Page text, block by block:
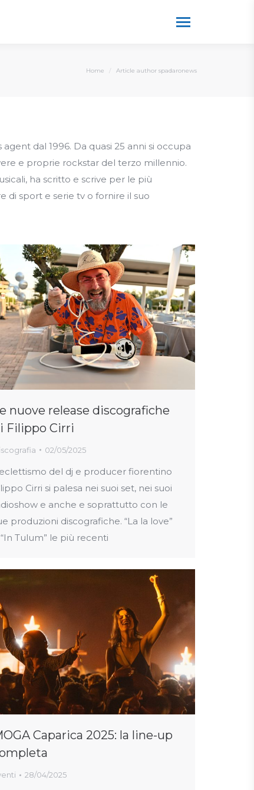
You are here:
Home Article author spadaronews
dal 1996. Da quasi 25 anni si occupa
e proprie rockstar del terzo millennio.
ha scritto e scrive per le più
di sport e serie tv o fornire il suo
nuove release discografiche
Filippo Cirri
02/05/2025
del dj e producer fiorentino
Cirri si palesa nei suoi set, nei suoi
e anche e soprattutto con le
produzioni discografiche. “La la love”
Tulum” le più recenti
Caparica 2025: la line-up
28/04/2025